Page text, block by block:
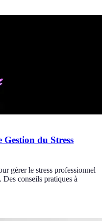
Gestion du Stress
gérer le stress professionnel
conseils pratiques à